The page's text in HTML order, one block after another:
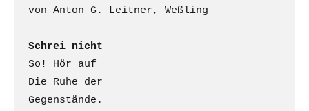
Schrei nicht
So! Hör auf
Die Ruhe der
Gegenstände.